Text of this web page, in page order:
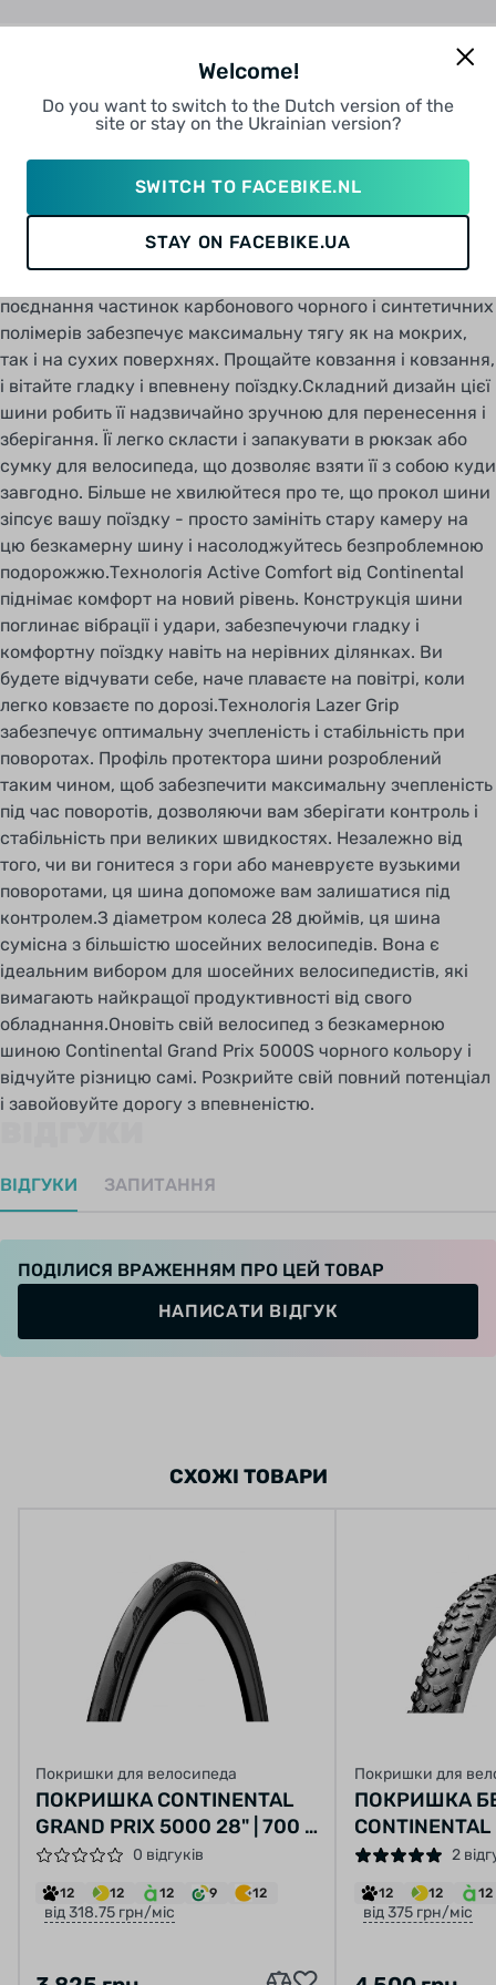
Також вони формують більш міцну хімічний
зв'язок, покращуючи таким чином міцність
складу, збільшуючи термін служби
протектора і зменшуючи шанс зірвати шип
протектора або порвати покришку. Те як
частинки взаємодіють між собою також
знижує опір коченню. Всі ці нові полімери і
карбонові наповнювачі роблять покришки для
гоночних і гірських велосипедів Continental
найшвидшими і безпечними в конкурентній
групі! У порівнянні з попереднім провідним
складом покришок Continental - Activated
Silica (ASC), - Black Chili пропонує на 26%
знижений опір коченню, збільшену на 30%
адгезію, і збільшення терміну служби
протектора довше на 5%.
Lazer Grip - це структура протектора, яка
розширюється від центру до боковин
покришки, забезпечуючи відмінне зчеплення
з дорогою під час проходження поворотів.
Така технологія-це новий стандарт в
повністю покриває покришку. Такий підхід
забезпечує більш високу площу контакту з
поверхнею, що відчутно збільшує зчеплення з
дорогою. Обробка гуми лазером надає
поверхні більш ергономічний, чистий вигляд і
Active Comfort Technology
за рахунок неї поглинає вібрації, роблячи
поїздку більш плавною і м'якою.
ОПИС
- це остаточна запасна частина для вашого велосипеда.
ви професійний велосипедист чи просто любитель, ця
шина підніме ваш досвід їзди на новий рівень.Завдяки
інноваційному сполуці BlackChili, ця шина пропонує
поєднання частинок карбонового чорного і синтетичних
полімерів забезпечує максимальну тягу як на мокрих,
так і на сухих поверхнях. Прощайте ковзання і ковзання,
і вітайте гладку і впевнену поїздку.Складний дизайн цієї
шини робить її надзвичайно зручною для перенесення і
зберігання. Її легко скласти і запакувати в рюкзак або
сумку для велосипеда, що дозволяє взяти її з собою куди
завгодно. Більше не хвилюйтеся про те, що прокол шини
зіпсує вашу поїздку - просто замініть стару камеру на
цю безкамерну шину і насолоджуйтесь безпроблемною
подорожжю.Технологія Active Comfort від Continental
піднімає комфорт на новий рівень. Конструкція шини
поглинає вібрації і удари, забезпечуючи гладку і
комфортну поїздку навіть на нерівних ділянках. Ви
будете відчувати себе, наче плаваєте на повітрі, коли
легко ковзаєте по дорозі.Технологія Lazer Grip
забезпечує оптимальну зчепленість і стабільність при
поворотах. Профіль протектора шини розроблений
таким чином, щоб забезпечити максимальну зчепленість
під час поворотів, дозволяючи вам зберігати контроль і
стабільність при великих швидкостях. Незалежно від
того, чи ви гонитеся з гори або маневруєте вузькими
поворотами, ця шина допоможе вам залишатися під
контролем.З діаметром колеса 28 дюймів, ця шина
сумісна з більшістю шосейних велосипедів. Вона є
ідеальним вибором для шосейних велосипедистів, які
вимагають найкращої продуктивності від свого
обладнання.Оновіть свій велосипед з безкамерною
шиною Continental Grand Prix 5000S чорного кольору і
відчуйте різницю самі. Розкрийте свій повний потенціал
і завойовуйте дорогу з впевненістю.
ВІДГУКИ ЗАПИТАННЯ
ПОДІЛИСЯ ВРАЖЕННЯМ ПРО ЦЕЙ ТОВАР
НАПИСАТИ ВІДГУК
СХОЖІ ТОВАРИ
Покришки для велосипеда
ПОКРИШКА CONTINENTAL
GRAND PRIX 5000 28" | 700 X
30C ЧОРНА, СКЛАДАНА,
SKIN
0 відгуків
12 12 12 9 12
від 318.75 грн/міс
Покришки для
ПОКРИШКА
KING
СКЛАДАНА,
SKIN
2
12 12 12
від 375 грн/міс
Welcome!
Do you want to switch to the Dutch version of the
site or stay on the Ukrainian version?
SWITCH TO FACEBIKE.NL
STAY ON FACEBIKE.UA